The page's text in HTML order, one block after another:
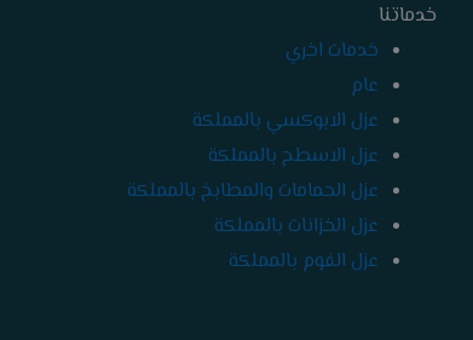
k
خدماتنا
خدمات اخري
عام
عزل الابوكسي بالمملكة
عزل الاسطح بالمملكة
عزل الحمامات والمطابخ بالمملكة
عزل الخزانات بالمملكة
عزل الفوم بالمملكة